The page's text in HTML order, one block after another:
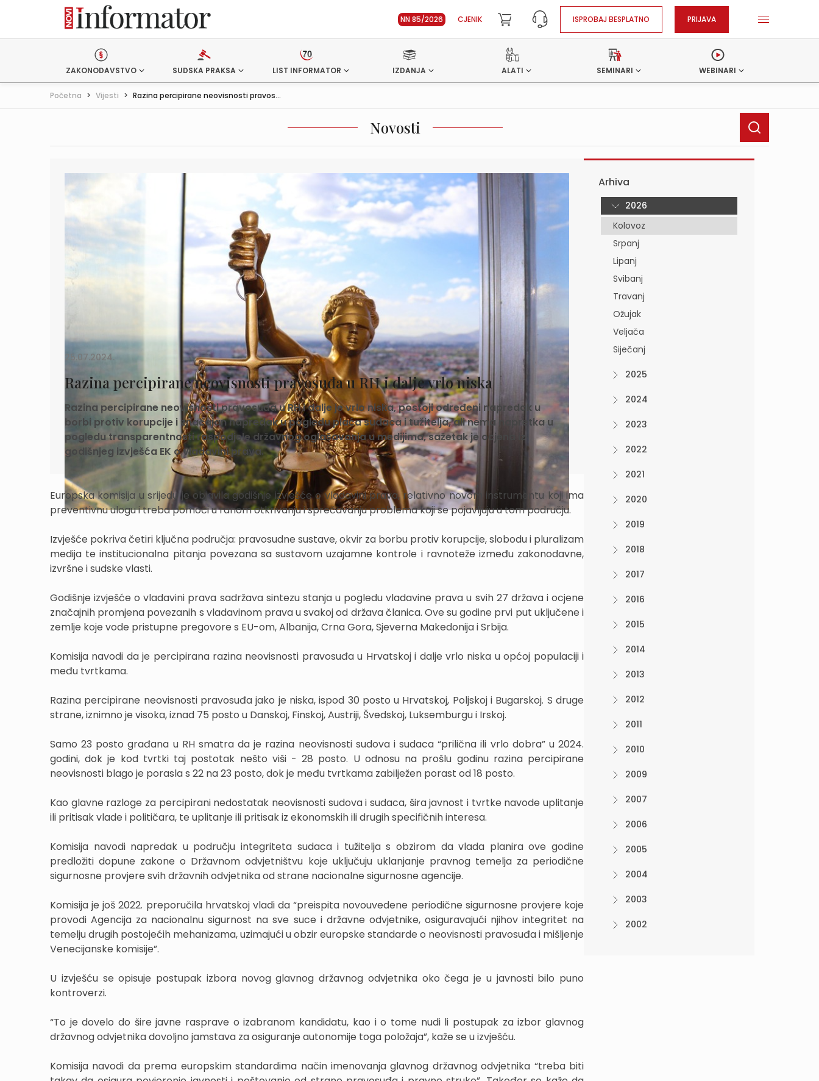
NN 85/2026 CJENIK ISPROBAJ BESPLATNO PRIJAVA
ZAKONODAVSTVO SUDSKA PRAKSA LIST INFORMATOR IZDANJA ALATI SEMINARI WEBINARI
Početna > Vijesti > Razina percipirane neovisnosti pravos...
Novosti
25.07.2024.
Razina percipirane neovisnosti pravosuđa u RH i dalje vrlo niska
Razina percipirane neovisnosti pravosuđa u RH i dalje je vrlo niska, postoji određeni napredak u
borbi protiv korupcije i značajan napredak u pogledu plaća sudaca i tužitelja, ali nema napretka u
pogledu transparentnosti raspodjele državnog oglašavanja u medijima, sažetak je ocjena iz
godišnjeg izvješća EK o vladavini prava.
Europska komisija u srijedu je objavila godišnje izvješće o vladavini prava, relativno novom instrumentu koji ima
preventivnu ulogu i treba pomoći u ranom otkrivanju i sprečavanju problema koji se pojavljuju u tom području.
Izvješće pokriva četiri ključna područja: pravosudne sustave, okvir za borbu protiv korupcije, slobodu i pluralizam
medija te institucionalna pitanja povezana sa sustavom uzajamne kontrole i ravnoteže između zakonodavne,
izvršne i sudske vlasti.
Godišnje izvješće o vladavini prava sadržava sintezu stanja u pogledu vladavine prava u svih 27 država i ocjene
značajnih promjena povezanih s vladavinom prava u svakoj od država članica. Ove su godine prvi put uključene i
zemlje koje vode pristupne pregovore s EU-om, Albanija, Crna Gora, Sjeverna Makedonija i Srbija.
Komisija navodi da je percipirana razina neovisnosti pravosuđa u Hrvatskoj i dalje vrlo niska u općoj populaciji i
među tvrtkama.
Razina percipirane neovisnosti pravosuđa jako je niska, ispod 30 posto u Hrvatskoj, Poljskoj i Bugarskoj. S druge
strane, iznimno je visoka, iznad 75 posto u Danskoj, Finskoj, Austriji, Švedskoj, Luksemburgu i Irskoj.
Samo 23 posto građana u RH smatra da je razina neovisnosti sudova i sudaca “prilična ili vrlo dobra” u 2024.
godini, dok je kod tvrtki taj postotak nešto viši - 28 posto. U odnosu na prošlu godinu razina percipirane
neovisnosti blago je porasla s 22 na 23 posto, dok je među tvrtkama zabilježen porast od 18 posto.
Kao glavne razloge za percipirani nedostatak neovisnosti sudova i sudaca, šira javnost i tvrtke navode uplitanje
ili pritisak vlade i političara, te uplitanje ili pritisak iz ekonomskih ili drugih specifičnih interesa.
Komisija navodi napredak u području integriteta sudaca i tužitelja s obzirom da vlada planira ove godine
predložiti dopune zakone o Državnom odvjetništvu koje uključuju uklanjanje pravnog temelja za periodične
sigurnosne provjere svih državnih odvjetnika od strane nacionalne sigurnosne agencije.
Komisija je još 2022. preporučila hrvatskoj vladi da “preispita novouvedene periodične sigurnosne provjere koje
provodi Agencija za nacionalnu sigurnost na sve suce i državne odvjetnike, osiguravajući njihov integritet na
temelju drugih postojećih mehanizama, uzimajući u obzir europske standarde o neovisnosti pravosuđa i mišljenje
Venecijanske komisije”.
U izvješću se opisuje postupak izbora novog glavnog državnog odvjetnika oko čega je u javnosti bilo puno
kontroverzi.
“To je dovelo do šire javne rasprave o izabranom kandidatu, kao i o tome nudi li postupak za izbor glavnog
državnog odvjetnika dovoljno jamstava za osiguranje autonomije toga položaja”, kaže se u izvješću.
Komisija navodi da prema europskim standardima način imenovanja glavnog državnog odvjetnika “treba biti
Arhiva
2026
Kolovoz
Srpanj
Lipanj
Svibanj
Travanj
Ožujak
Veljača
Siječanj
2025
2024
2023
2022
2021
2020
2019
2018
2017
2016
2015
2014
2013
2012
2011
2010
2009
2007
2006
2005
2004
2003
2002